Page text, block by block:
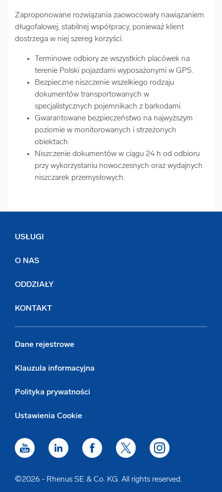
Zaproponowane rozwiązania zaowocowały nawiązaniem
długofalowej, stabilnej współpracy, ponieważ klient
dostrzega w niej szereg korzyści:
Terminowe odbiory ze wszystkich placówek na
terenie Polski pojazdami wyposażonymi w GPS.
Bezpieczne niszczenie wszelkiego rodzaju
dokumentów transportowanych w
specjalistycznych pojemnikach z barkodami.
Gwarantowane bezpieczeństwo na najwyższym
poziomie w monitorowanych i strzeżonych
obiektach.
Niszczenie dokumentów w ciągu 24 h od odbioru
przy wykorzystaniu nowoczesnych oraz wydajnych
niszczarek przemysłowych.
USŁUGI
O NAS
ODDZIAŁY
KONTAKT
Dane rejestrowe
Klauzula informacyjna
Polityka prywatności
Ustawienia Cookie
©2026 - Rhenus SE & Co. KG. All rights reserved.